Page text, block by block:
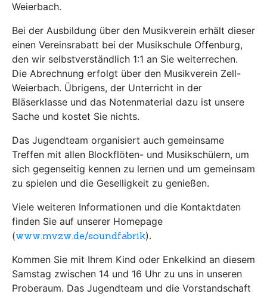
Weierbach.
Bei der Ausbildung über den Musikverein erhält dieser
einen Vereinsrabatt bei der Musikschule Offenburg,
den wir selbstverständlich 1:1 an Sie weiterrechen.
Die Abrechnung erfolgt über den Musikverein Zell-
Weierbach. Übrigens, der Unterricht in der
Bläserklasse und das Notenmaterial dazu ist unsere
Sache und kostet Sie nichts.
Das Jugendteam organisiert auch gemeinsame
Treffen mit allen Blockflöten- und Musikschülern, um
sich gegenseitig kennen zu lernen und um gemeinsam
zu spielen und die Geselligkeit zu genießen.
Viele weiteren Informationen und die Kontaktdaten
finden Sie auf unserer Homepage
(www.mvzw.de/soundfabrik).
Kommen Sie mit Ihrem Kind oder Enkelkind an diesem
Samstag zwischen 14 und 16 Uhr zu uns in unseren
Proberaum. Das Jugendteam und die Vorstandschaft